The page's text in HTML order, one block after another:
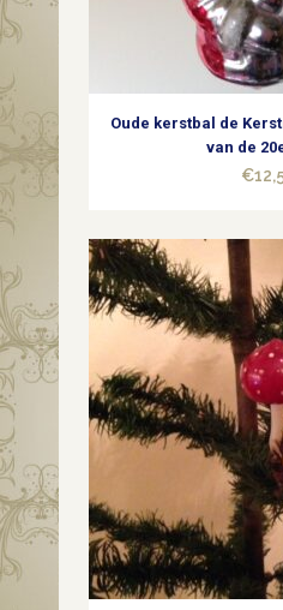
Oude kerstbal de
van de
€